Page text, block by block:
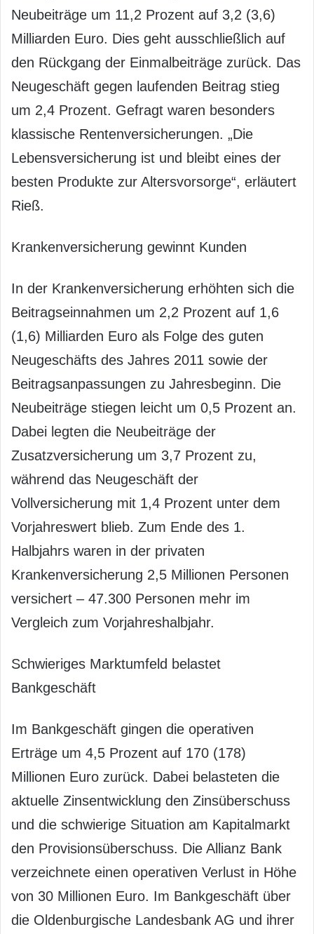
Neubeiträge um 11,2 Prozent auf 3,2 (3,6)
Milliarden Euro. Dies geht ausschließlich auf
den Rückgang der Einmalbeiträge zurück. Das
Neugeschäft gegen laufenden Beitrag stieg
um 2,4 Prozent. Gefragt waren besonders
klassische Rentenversicherungen. „Die
Lebensversicherung ist und bleibt eines der
besten Produkte zur Altersvorsorge“, erläutert
Rieß.
Krankenversicherung gewinnt Kunden
In der Krankenversicherung erhöhten sich die
Beitragseinnahmen um 2,2 Prozent auf 1,6
(1,6) Milliarden Euro als Folge des guten
Neugeschäfts des Jahres 2011 sowie der
Beitragsanpassungen zu Jahresbeginn. Die
Neubeiträge stiegen leicht um 0,5 Prozent an.
Dabei legten die Neubeiträge der
Zusatzversicherung um 3,7 Prozent zu,
während das Neugeschäft der
Vollversicherung mit 1,4 Prozent unter dem
Vorjahreswert blieb. Zum Ende des 1.
Halbjahrs waren in der privaten
Krankenversicherung 2,5 Millionen Personen
versichert – 47.300 Personen mehr im
Vergleich zum Vorjahreshalbjahr.
Schwieriges Marktumfeld belastet
Bankgeschäft
Im Bankgeschäft gingen die operativen
Erträge um 4,5 Prozent auf 170 (178)
Millionen Euro zurück. Dabei belasteten die
aktuelle Zinsentwicklung den Zinsüberschuss
und die schwierige Situation am Kapitalmarkt
den Provisionsüberschuss. Die Allianz Bank
verzeichnete einen operativen Verlust in Höhe
von 30 Millionen Euro. Im Bankgeschäft über
die Oldenburgische Landesbank AG und ihrer